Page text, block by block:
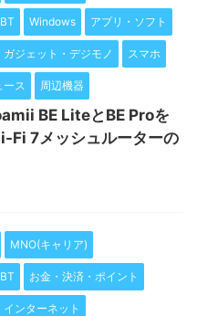
Windows アプリ・ソフト
ガジェット・デジモノ スマホ
ース 周辺機器
BE LiteとBE Proを
Fi 7メッシュルーターの
MNO(キャリア)
お金・決済・ポイント
インターネット